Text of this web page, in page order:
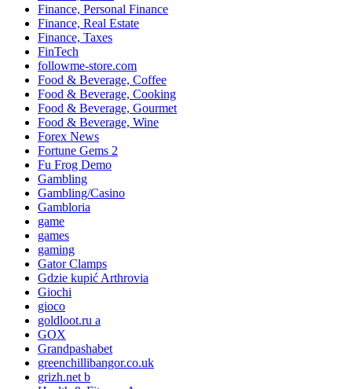
Finance, Personal Finance
Finance, Real Estate
Finance, Taxes
FinTech
followme-store.com
Food & Beverage, Coffee
Food & Beverage, Cooking
Food & Beverage, Gourmet
Food & Beverage, Wine
Forex News
Fortune Gems 2
Fu Frog Demo
Gambling
Gambling/Casino
Gambloria
game
games
gaming
Gator Clamps
Gdzie kupić Arthrovia
Giochi
gioco
goldloot.ru a
GOX
Grandpashabet
greenchillibangor.co.uk
grizh.net b